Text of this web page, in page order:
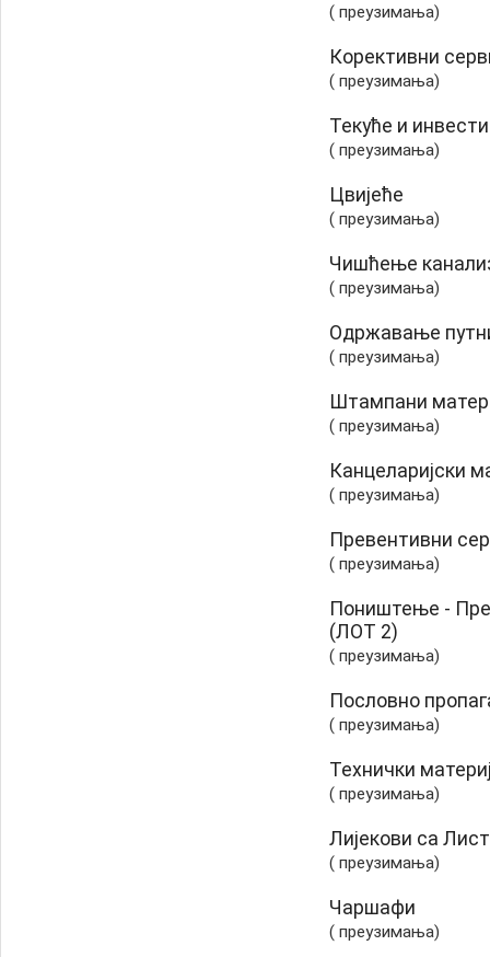
( преузимања)
Корективни
( преузимања)
Текуће и
( преузимања)
Цвијеће
( преузимања)
Чишћење
( преузимања)
Одржавање
( преузимања)
Штампани
( преузимања)
Канцеларијски
( преузимања)
Превентивни
( преузимања)
Поништење -
(ЛОТ 2)
( преузимања)
Пословно
( преузимања)
Технички
( преузимања)
Лијекови са
( преузимања)
Чаршафи
( преузимања)